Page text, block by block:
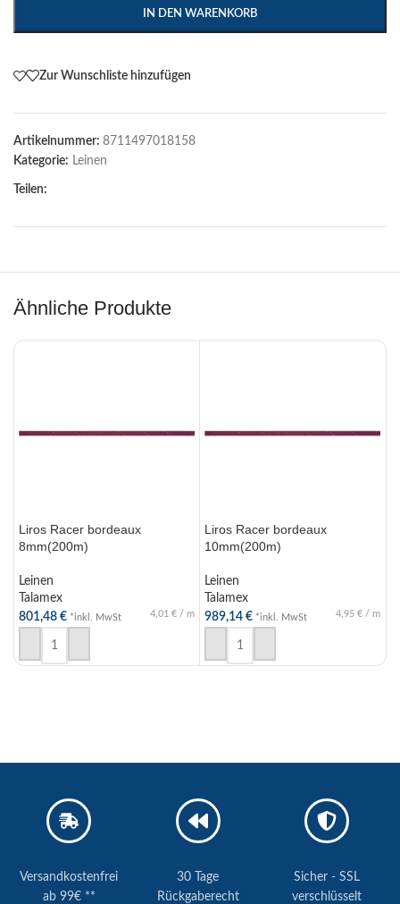
IN DEN WARENKORB
Zur Wunschliste hinzufügen
Artikelnummer: 8711497018158
Kategorie: Leinen
Teilen:
Ähnliche Produkte
Liros Racer bordeaux
8mm(200m)
Leinen
Talamex
801,48 € *inkl. MwSt 4,01 € / m
IN DEN WARENKORB
Liros Racer bordeaux
10mm(200m)
Leinen
Talamex
989,14 € *inkl. MwSt 4,95 € / m
IN DEN WARENKORB
Versandkostenfrei
ab 99€ **
30 Tage
Rückgaberecht
Sicher - SSL
verschlüsselt